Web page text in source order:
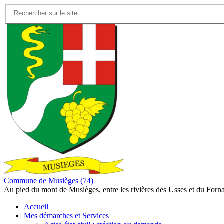
Commune de Musièges (74)
Au pied du mont de Musièges, entre les rivières des Usses et du
Accueil
Mes démarches et Services